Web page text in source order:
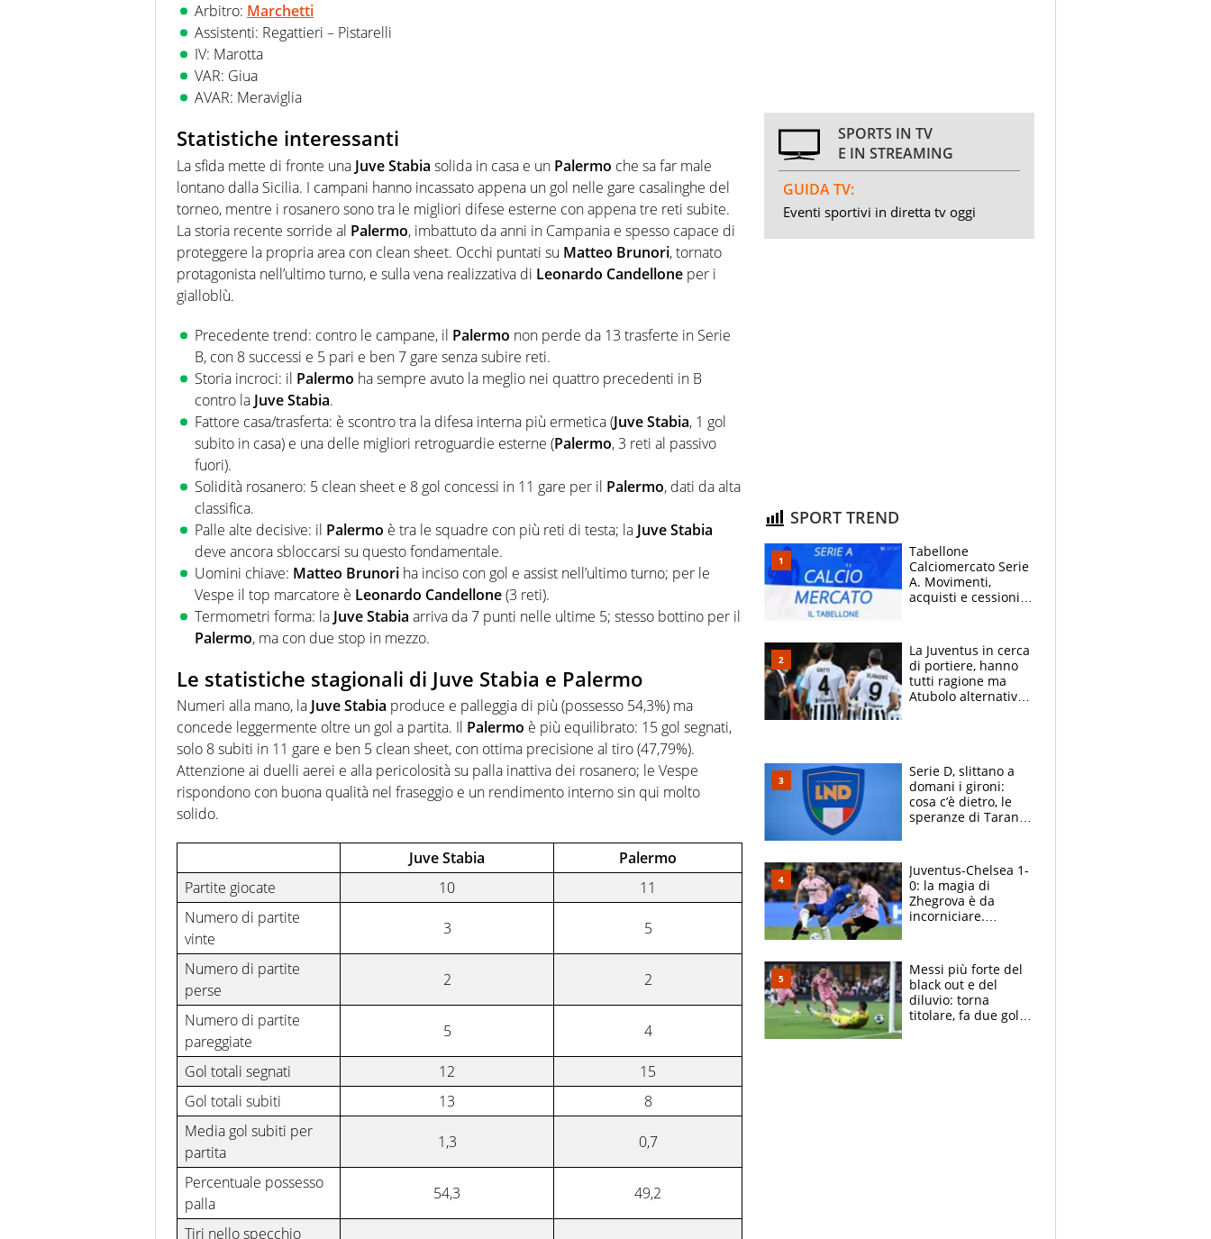
Arbitro: Marchetti
Assistenti: Regattieri – Pistarelli
IV: Marotta
VAR: Giua
AVAR: Meraviglia
Statistiche interessanti
La sfida mette di fronte una Juve Stabia solida in casa e un Palermo che sa far male
lontano dalla Sicilia. I campani hanno incassato appena un gol nelle gare casalinghe del
torneo, mentre i rosanero sono tra le migliori difese esterne con appena tre reti subite.
La storia recente sorride al Palermo, imbattuto da anni in Campania e spesso capace di
proteggere la propria area con clean sheet. Occhi puntati su Matteo Brunori, tornato
protagonista nell’ultimo turno, e sulla vena realizzativa di Leonardo Candellone per i
gialloblù.
Precedente trend: contro le campane, il Palermo non perde da 13 trasferte in Serie
B, con 8 successi e 5 pari e ben 7 gare senza subire reti.
Storia incroci: il Palermo ha sempre avuto la meglio nei quattro precedenti in B
contro la Juve Stabia.
Fattore casa/trasferta: è scontro tra la difesa interna più ermetica (Juve Stabia, 1 gol
subito in casa) e una delle migliori retroguardie esterne (Palermo, 3 reti al passivo
fuori).
Solidità rosanero: 5 clean sheet e 8 gol concessi in 11 gare per il Palermo, dati da alta
classifica.
Palle alte decisive: il Palermo è tra le squadre con più reti di testa; la Juve Stabia
deve ancora sbloccarsi su questo fondamentale.
Uomini chiave: Matteo Brunori ha inciso con gol e assist nell’ultimo turno; per le
Vespe il top marcatore è Leonardo Candellone(3 reti).
Termometri forma: la Juve Stabia arriva da 7 punti nelle ultime 5; stesso bottino per il
Palermo, ma con due stop in mezzo.
Le statistiche stagionali di Juve Stabia e Palermo
Numeri alla mano, la Juve Stabia produce e palleggia di più (possesso 54,3%) ma
concede leggermente oltre un gol a partita. Il Palermo è più equilibrato: 15 gol segnati,
solo 8 subiti in 11 gare e ben 5 clean sheet, con ottima precisione al tiro (47,79%).
Attenzione ai duelli aerei e alla pericolosità su palla inattiva dei rosanero; le Vespe
rispondono con buona qualità nel fraseggio e un rendimento interno sin qui molto
solido.
Juve Stabia
Palermo
Partite giocate
10
11
Numero di partite
vinte
3 5
Numero di partite
perse
2 2
Numero di partite
pareggiate
5 4
Gol totali segnati 12
15
Gol totali subiti
13
8
Media gol subiti per
partita
1,3 0,7
Percentuale possesso
palla
54,3 49,2
Tiri nello specchio
SPORTS IN TV
E IN STREAMING
GUIDA TV:
Eventi sportivi in diretta tv oggi
SPORT TREND
Tabellone
Calciomercato Serie
A. Movimenti,
acquisti e cessioni:
La Juventus in cerca
di portiere, hanno
tutti ragione ma
Atubolo alternativa
Serie D, slittano a
domani i gironi:
cosa c’è dietro, le
speranze di Taranto
Juventus-Chelsea 1-
0: la magia di
Zhegrova è da
incorniciare.
ancora, la porta
inviolata
Messi più forte del
black out e del
diluvio: torna
titolare, fa due gol e